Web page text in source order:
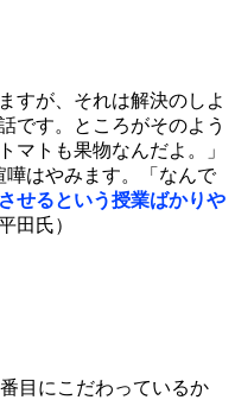
すが、それは解決のしよ
です。ところがそのよう
トも果物なんだよ。」
はやみます。「なんで
せるという授業ばかりや
田氏）
目にこだわっているか